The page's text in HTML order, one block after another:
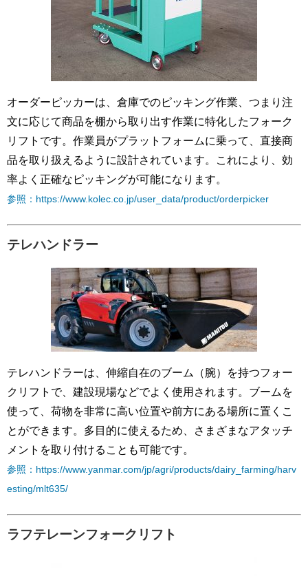
オーダーピッカーは、倉庫でのピッキング作業、つまり注
文に応じて商品を棚から取り出す作業に特化したフォーク
リフトです。作業員がプラットフォームに乗って、直接商
品を取り扱えるように設計されています。これにより、効
率よく正確なピッキングが可能になります。
参照：https://www.kolec.co.jp/user_data/product/orderpicker
テレハンドラー
テレハンドラーは、伸縮自在のブーム（腕）を持つフォー
クリフトで、建設現場などでよく使用されます。ブームを
使って、荷物を非常に高い位置や前方にある場所に置くこ
とができます。多目的に使えるため、さまざまなアタッチ
メントを取り付けることも可能です。
参照：https://www.yanmar.com/jp/agri/products/dairy_farming/harv
esting/mlt635/
ラフテレーンフォークリフト